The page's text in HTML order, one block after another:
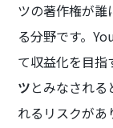
ツの著作権が誰
る分野です。
て収益化を目指
ツとみなされ
れるリスクがあ